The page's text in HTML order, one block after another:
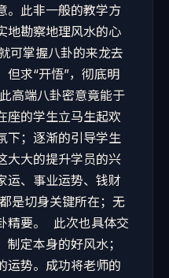
。此非一般的教学方
地勘察地理风水的心
可掌握八卦的来龙去
但求“开悟”，彻底明
高端八卦密意竟能于
座的学生立马生起欢
下；逐渐的引导学生
大大的提升学员的兴
运、事业运势、钱财
是切身关键所在；无
精要。 此次也具体交
定本身的好风水；
运势。成功将老师的